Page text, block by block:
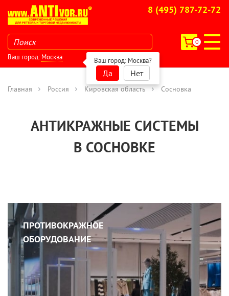
8 (495) 787-72-72
0
Ваш город: Москва Ваш город: Москва?
Да Нет
Главная Россия Кировская область Сосновка
АНТИКРАЖНЫЕ СИСТЕМЫ
В СОСНОВКЕ
ПРОТИВОКРАЖНОЕ
ОБОРУДОВАНИЕ